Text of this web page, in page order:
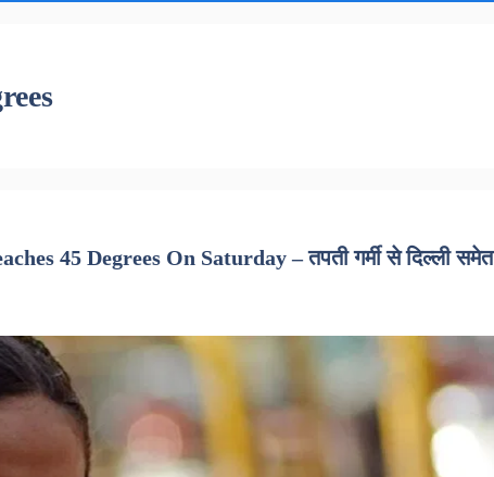
45 Degrees On Saturday – तपती गर्मी से दिल्ली समेत